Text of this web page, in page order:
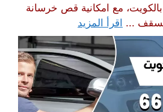
بالكويت، مع امكانية قص خرسانة
... اقرأ المزيد